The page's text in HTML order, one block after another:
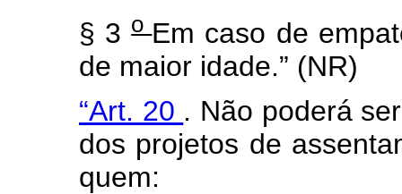
§ 3o Em caso de
de maior idade.” (NR)
“Art. 20 . Não poderá
dos projetos de
quem: